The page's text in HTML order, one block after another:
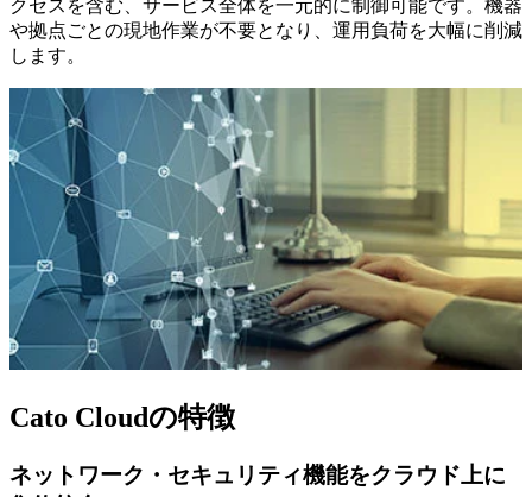
クセスを含む、サービス全体を一元的に制御可能です。機器
や拠点ごとの現地作業が不要となり、運用負荷を大幅に削減
します。
Cato Cloudの特徴
ネットワーク・セキュリティ機能をクラウド上に